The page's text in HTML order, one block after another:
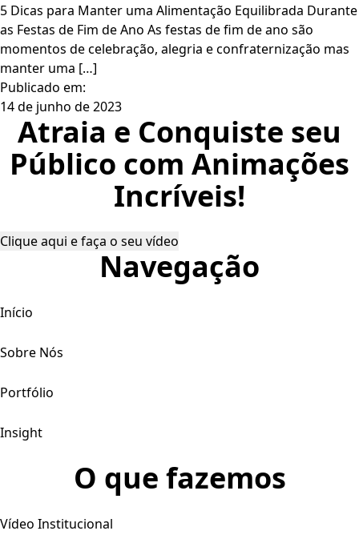
5 Dicas para Manter uma Alimentação Equilibrada Durante
as Festas de Fim de Ano As festas de fim de ano são
momentos de celebração, alegria e confraternização mas
manter uma […]
Publicado em:
14 de junho de 2023
Atraia e Conquiste seu
Público com Animações
Incríveis!
Clique aqui e faça o seu vídeo
Navegação
Início
Sobre Nós
Portfólio
Insight
O que fazemos
Vídeo Institucional